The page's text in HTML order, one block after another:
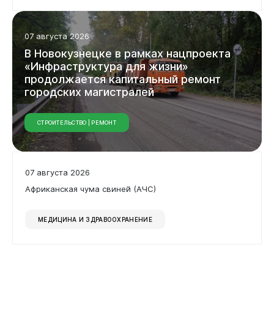
07 августа 2026
В Новокузнецке в рамках нацпроекта
«Инфраструктура для жизни»
продолжается капитальный ремонт
городских магистралей
СТРОИТЕЛЬСТВО | РЕМОНТ
07 августа 2026
Африканская чума свиней (АЧС)
МЕДИЦИНА И ЗДРАВООХРАНЕНИЕ